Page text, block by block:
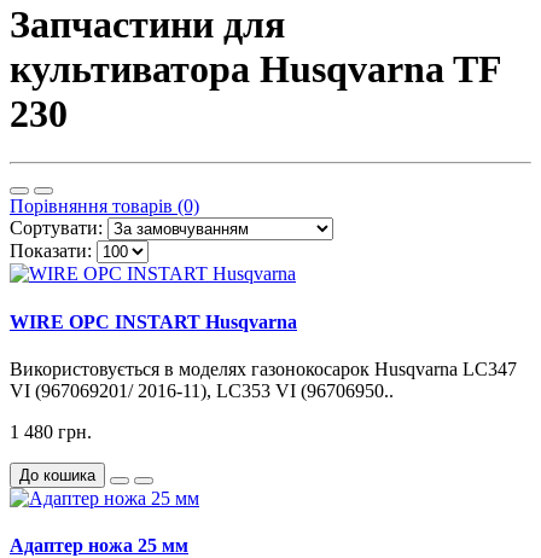
Запчастини для
культиватора Husqvarna TF
230
Порівняння товарів (0)
Сортувати:
Показати:
WIRE OPC INSTART Husqvarna
Використовується в моделях газонокосарок Husqvarna LC347
VI (967069201/ 2016-11), LC353 VI (96706950..
1 480 грн.
До кошика
Адаптер ножа 25 мм